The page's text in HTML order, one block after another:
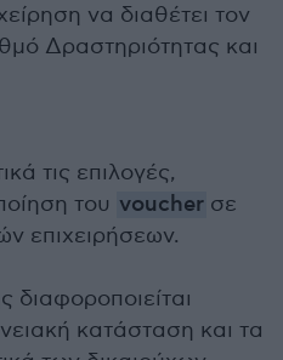
να διαθέτει τον
Δραστηριότητας και
τις επιλογές,
του voucher σε
επιχειρήσεων.
διαφοροποιείται
κατάσταση και τα